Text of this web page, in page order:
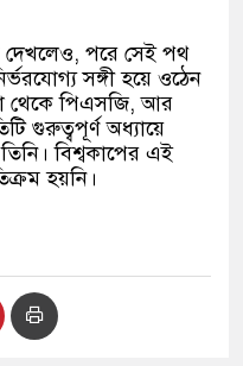
দেখলেও, পরে সেই পথ
সঙ্গী হয়ে ওঠেন
থেকে পিএসজি, আর
গুরুত্বপূর্ণ অধ্যায়ে
বিশ্বকাপের এই
হয়নি।